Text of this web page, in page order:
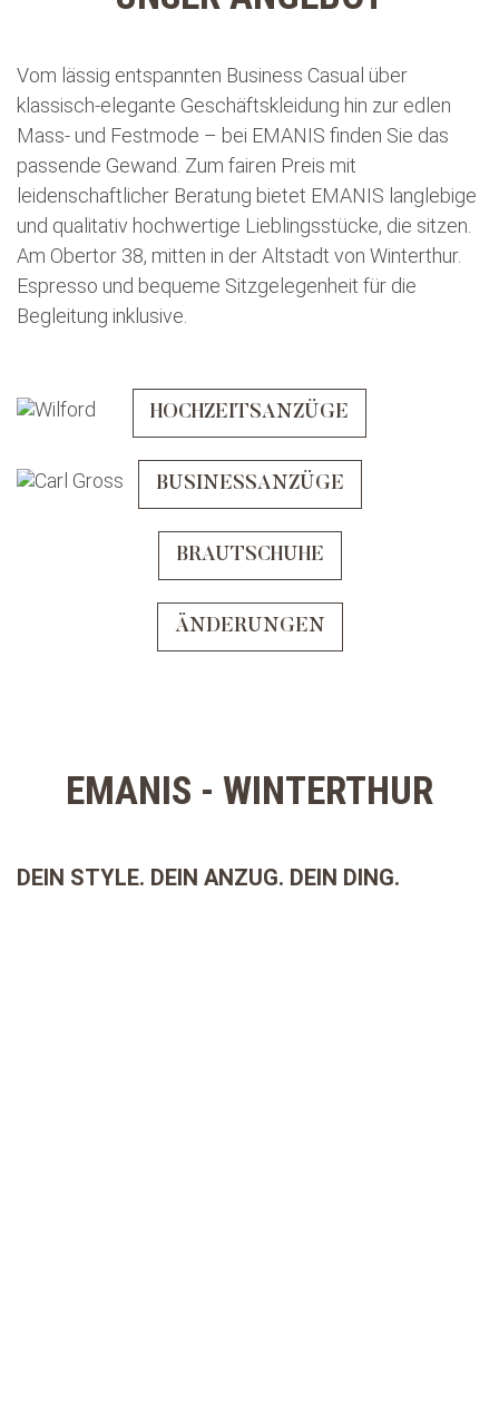
Vom lässig entspannten Business Casual über
klassisch-elegante Geschäftskleidung hin zur edlen
Mass- und Festmode – bei EMANIS finden Sie das
passende Gewand. Zum fairen Preis mit
leidenschaftlicher Beratung bietet EMANIS langlebige
und qualitativ hochwertige Lieblingsstücke, die sitzen.
Am Obertor 38, mitten in der Altstadt von Winterthur.
Espresso und bequeme Sitzgelegenheit für die
Begleitung inklusive.
HOCHZEITSANZÜGE
BUSINESSANZÜGE
BRAUTSCHUHE
ÄNDERUNGEN
EMANIS - WINTERTHUR
DEIN STYLE. DEIN ANZUG. DEIN DING.